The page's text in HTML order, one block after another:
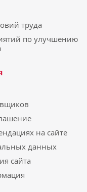
труда
по улучшению
на сайте
данных
сайта